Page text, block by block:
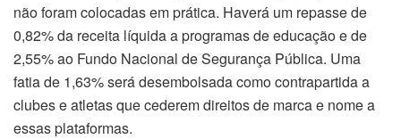
não foram colocadas em prática. Haverá um repasse de
0,82% da receita líquida a programas de educação e de
2,55% ao Fundo Nacional de Segurança Pública. Uma
fatia de 1,63% será desembolsada como contrapartida a
clubes e atletas que cederem direitos de marca e nome a
essas plataformas.